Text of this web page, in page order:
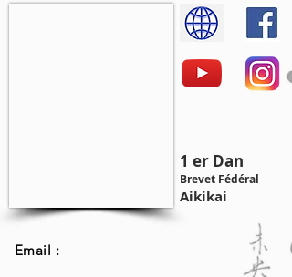
1 er Dan
Brevet Fédéral
Aikikai
Email :